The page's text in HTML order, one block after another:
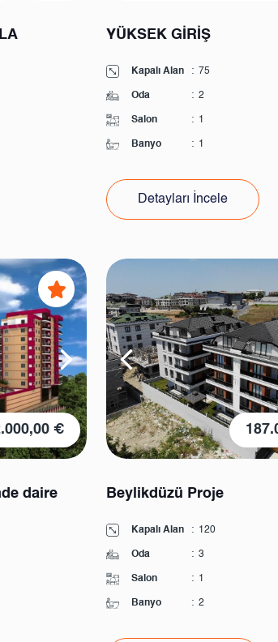
YÜKSEK GİRİŞ
Kapalı Alan : 75
Oda : 2
Salon : 1
Banyo : 1
Detayları İncele
€
daire Beylikdüzü Proje
Kapalı Alan : 120
Oda : 3
Salon : 1
Banyo : 2